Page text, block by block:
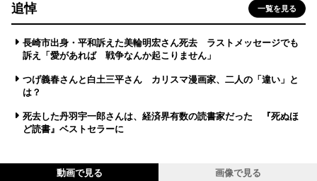
追悼 一覧を見る
長崎市出身・平和訴えた美輪明宏さん死去 ラストメッセージでも
訴え「愛があれば 戦争なんか起こりません」
つげ義春さんと白土三平さん カリスマ漫画家、二人の「違い」と
は？
死去した丹羽宇一郎さんは、経済界有数の読書家だった 『死ぬほ
ど読書』ベストセラーに
動画で見る 画像で見る